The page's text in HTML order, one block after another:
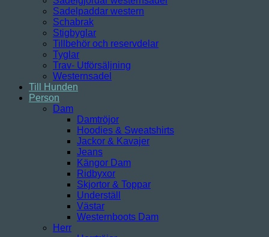
Sadelpaddar western
Schabrak
Stigbyglar
Tillbehör och reservdelar
Tyglar
Trav- Utförsäljning
Westernsadel
Till Hunden
Person
Dam
Damtröjor
Hoodies & Sweatshirts
Jackor & Kavajer
Jeans
Kängor Dam
Ridbyxor
Skjortor & Toppar
Underställ
Västar
Westernboots Dam
Herr